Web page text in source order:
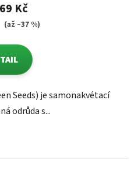
Kč
(až –37 %)
Seeds) je samonakvétací
odrůda s...